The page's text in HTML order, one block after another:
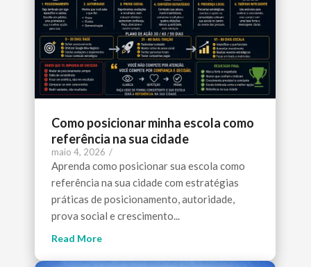
Como posicionar minha escola como
referência na sua cidade
maio 4, 2026 /
Aprenda como posicionar sua escola como
referência na sua cidade com estratégias
práticas de posicionamento, autoridade,
prova social e crescimento...
Read More